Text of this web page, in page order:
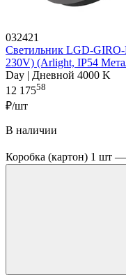
032421
Светильник LGD-GIRO-
230V) (Arlight, IP54
Day | Дневной 4000 K
12 17558
₽/шт
В наличии
Коробка (картон) 1 шт —